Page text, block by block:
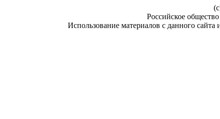
Российское
Использование материалов с данного